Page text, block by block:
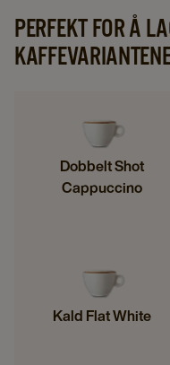
PERFEKT FOR Å
Dobbelt Shot
Cappuccino
Kald Flat White